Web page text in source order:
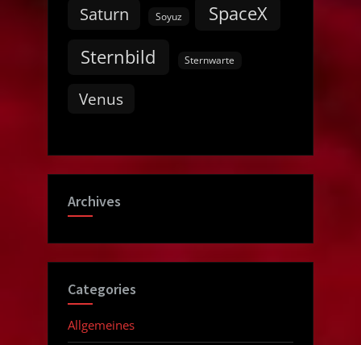
Saturn Soyuz
SpaceX
Sternbild
Sternwarte
Venus
Archives
Categories
Allgemeines